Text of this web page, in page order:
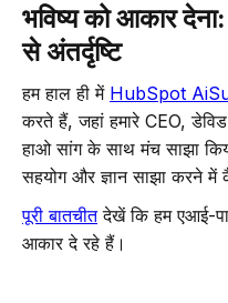
भविष्य को आकार
से अंतर्दृष्टि
हम हाल ही में HubSpot
करते हैं, जहां हमारे CEO,
हाओ सांग के साथ मंच साझा
सहयोग और ज्ञान साझा करने में
पूरी बातचीतदेखें कि हम एआई-
आकार दे रहे हैं।